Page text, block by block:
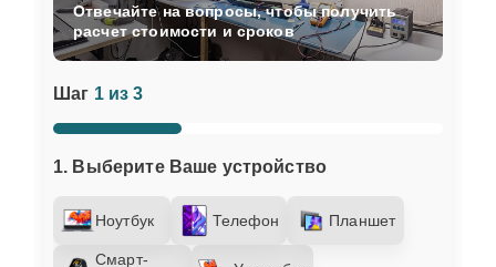
Шаг 1 из 3
1. Выберите Ваше устройство
Ноутбук Телефон Планшет
Смарт-
Отвечайте на вопросы, чтобы получить
расчет стоимости и сроков